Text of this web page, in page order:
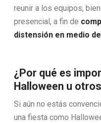
reunir a los equipos,
presencial, a fin de
distensión en medio
¿Por qué es
Halloween u
Si aún no estás
una fiesta como